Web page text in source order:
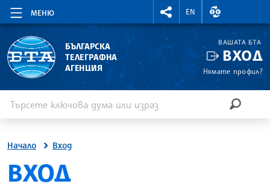
МЕНЮ
RIGHTMENU.SOCIAL
EN
ВАЛУТНИ
БЪЛГАРСКА
ТЕЛЕГРАФНА
АГЕНЦИЯ
ВАШАТА БТА
ВХОД
Нямате профил?
Начало Вход
SITE.BTA
ВХОД